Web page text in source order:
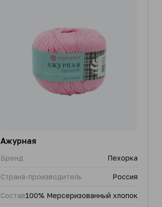
Ажурная
Бренд Пехорка
Страна-производитель Россия
Состав100% Мерсеризованный хлопок